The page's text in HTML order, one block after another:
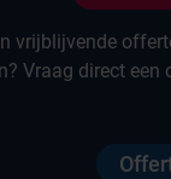
vrijblijvende
Vraag direct een